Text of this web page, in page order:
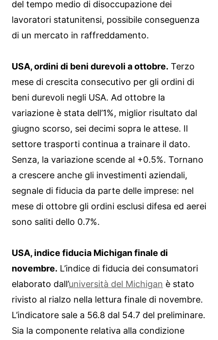
del tempo medio di disoccupazione dei
lavoratori statunitensi, possibile conseguenza
di un mercato in raffreddamento.
USA, ordini di beni durevoli a ottobre. Terzo
mese di crescita consecutivo per gli ordini di
beni durevoli negli USA. Ad ottobre la
variazione è stata dell’1%, miglior risultato dal
giugno scorso, sei decimi sopra le attese. Il
settore trasporti continua a trainare il dato.
Senza, la variazione scende al +0.5%. Tornano
a crescere anche gli investimenti aziendali,
segnale di fiducia da parte delle imprese: nel
mese di ottobre gli ordini esclusi difesa ed aerei
sono saliti dello 0.7%.
USA, indice fiducia Michigan finale di
novembre. L’indice di fiducia dei consumatori
elaborato dall’università del Michigan è stato
rivisto al rialzo nella lettura finale di novembre.
L’indicatore sale a 56.8 dal 54.7 del preliminare.
Sia la componente relativa alla condizione